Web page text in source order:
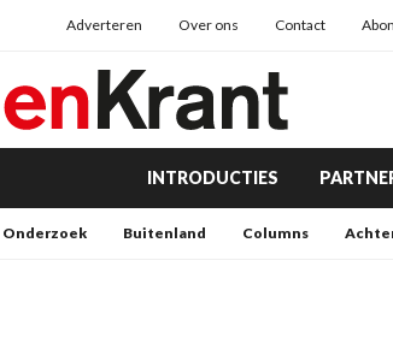
Adverteren Over ons Contact
INTRODUCTIES
Onderzoek Buitenland Columns